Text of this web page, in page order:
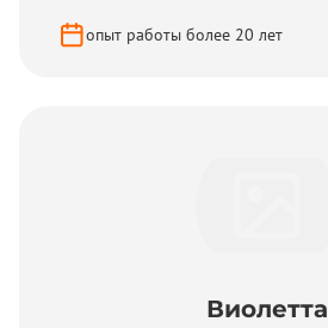
опыт работы более 20 лет
Виолетта